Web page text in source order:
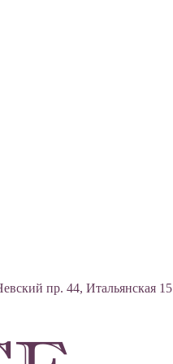
пр. 44, Итальянская 15